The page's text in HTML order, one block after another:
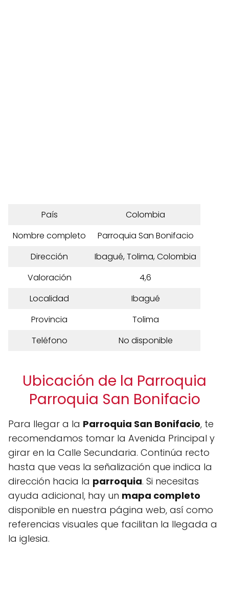
País
Colombia
Nombre completo
Parroquia San Bonifacio
Dirección
Ibagué, Tolima, Colombia
Valoración
4,6
Localidad
Ibagué
Provincia
Tolima
Teléfono
No disponible
Ubicación de la Parroquia
Parroquia San Bonifacio
Para llegar a la Parroquia San Bonifacio, te
recomendamos tomar la Avenida Principal y
girar en la Calle Secundaria. Continúa recto
hasta que veas la señalización que indica la
dirección hacia la parroquia. Si necesitas
ayuda adicional, hay un mapa completo
disponible en nuestra página web, así como
referencias visuales que facilitan la llegada a
la iglesia.